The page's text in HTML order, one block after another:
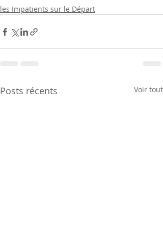
les Impatients sur le Départ
Posts récents Voir tout